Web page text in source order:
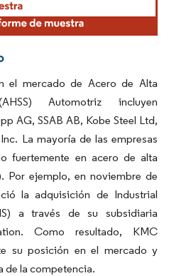
el mercado de Acero de Alta
Automotriz incluyen
AG, SSAB AB, Kobe Steel Ltd,
La mayoría de las empresas
fuertemente en acero de alta
Por ejemplo, en noviembre de
la adquisición de Industrial
a través de su subsidiaria
Como resultado, KMC
su posición en el mercado y
de la competencia.